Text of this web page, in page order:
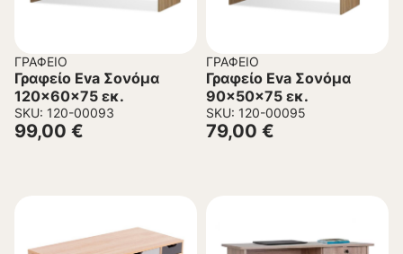
ΓΡΑΦΕΊΟ
Γραφείο Eva Σονόμα
120x60x75 εκ.
SKU: 120-00093
99,00 €
ΓΡΑΦΕΊΟ
Γραφείο Eva Σονόμα
90x50x75 εκ.
SKU: 120-00095
79,00 €